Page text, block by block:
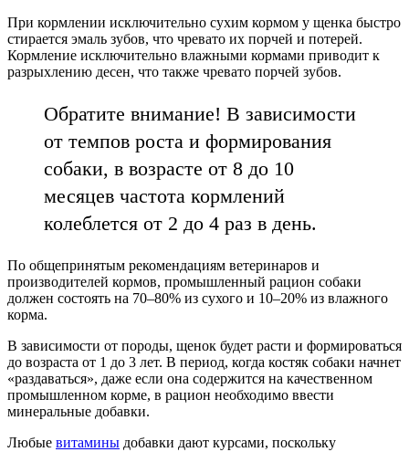
При кормлении исключительно сухим кормом у щенка быстро
стирается эмаль зубов, что чревато их порчей и потерей.
Кормление исключительно влажными кормами приводит к
разрыхлению десен, что также чревато порчей зубов.
Обратите внимание! В зависимости
от темпов роста и формирования
собаки, в возрасте от 8 до 10
месяцев частота кормлений
колеблется от 2 до 4 раз в день.
По общепринятым рекомендациям ветеринаров и
производителей кормов, промышленный рацион собаки
должен состоять на 70–80% из сухого и 10–20% из влажного
корма.
В зависимости от породы, щенок будет расти и формироваться
до возраста от 1 до 3 лет. В период, когда костяк собаки начнет
«раздаваться», даже если она содержится на качественном
промышленном корме, в рацион необходимо ввести
минеральные добавки.
Любые витамины добавки дают курсами, поскольку